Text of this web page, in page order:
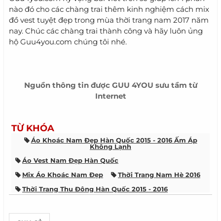
nào đó cho các chàng trai thêm kinh nghiệm cách mix
đồ vest tuyệt đẹp trong mùa thời trang nam 2017 năm
nay. Chúc các chàng trai thành công và hãy luôn ủng
hộ Guu4you.com chúng tôi nhé.
Nguồn thông tin được GUU 4YOU sưu tầm từ
Internet
TỪ KHÓA
Áo Khoác Nam Đẹp Hàn Quốc 2015 - 2016 Ấm Áp
Không Lạnh
Áo Vest Nam Đẹp Hàn Quốc
Mix Áo Khoác Nam Đẹp
Thời Trang Nam Hè 2016
Thời Trang Thu Đông Hàn Quốc 2015 - 2016
Kiểu Tóc Ngắn Uốn Xoăn Ngang Vai